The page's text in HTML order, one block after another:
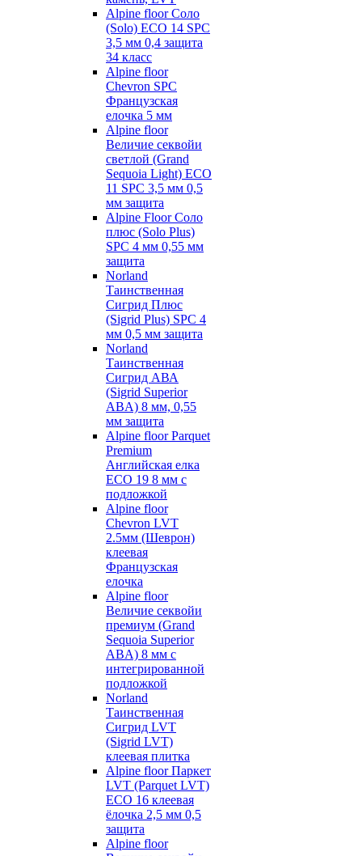
Alpine floor Соло
(Solo) ECO 14 SPC
3,5 мм 0,4 защита
34 класс
Alpine floor
Chevron SPC
Французская
елочка 5 мм
Alpine floor
Величие секвойи
светлой (Grand
Sequoia Light) ECO
11 SPC 3,5 мм 0,5
мм защита
Alpine Floor Соло
плюс (Solo Plus)
SPC 4 мм 0,55 мм
защита
Norland
Таинственная
Сигрид Плюс
(Sigrid Plus) SPC 4
мм 0,5 мм защита
Norland
Таинственная
Сигрид АВА
(Sigrid Superior
ABA) 8 мм, 0,55
мм защита
Alpine floor Parquet
Premium
Английская елка
ECO 19 8 мм с
подложкой
Alpine floor
Chevron LVT
2.5мм (Шеврон)
клеевая
Французская
елочка
Alpine floor
Величие секвойи
премиум (Grand
Sequoia Superior
ABA) 8 мм с
интегрированной
подложкой
Norland
Таинственная
Сигрид LVT
(Sigrid LVT)
клеевая плитка
Alpine floor Паркет
LVT (Parquet LVT)
ECO 16 клеевая
ёлочка 2,5 мм 0,5
защита
Alpine floor